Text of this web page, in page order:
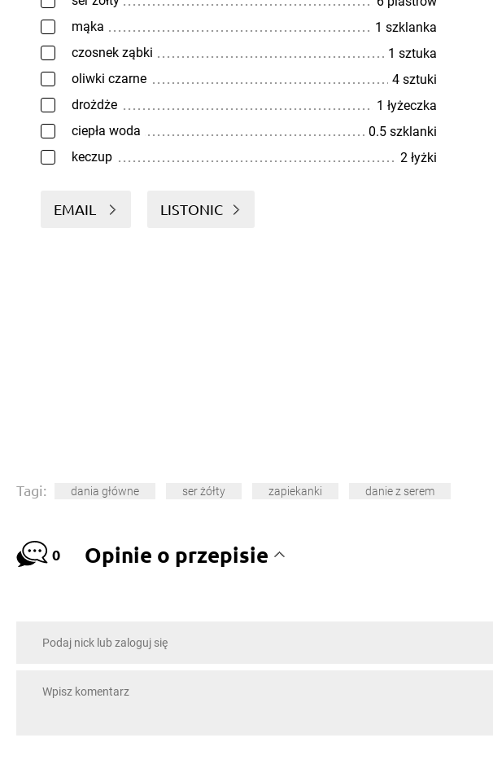
mąka
1 szklanka
czosnek ząbki
1 sztuka
oliwki czarne
4 sztuki
drożdże
1 łyżeczka
ciepła woda
0.5 szklanki
keczup
2 łyżki
EMAIL LISTONIC
Tagi: dania główne ser żółty zapiekanki danie z serem
0 Opinie o przepisie